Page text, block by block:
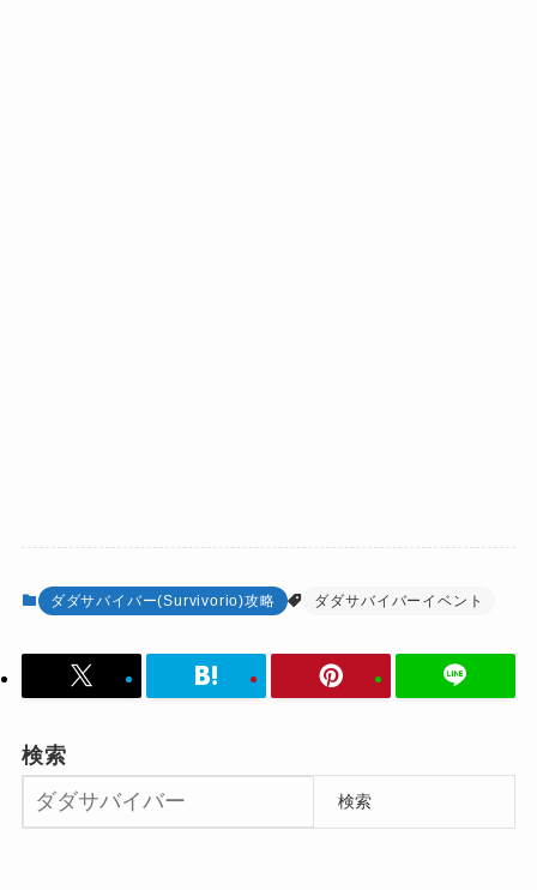
ダダサバイバー(Survivorio)攻略 ダダサバイバーイベント
検索
検索